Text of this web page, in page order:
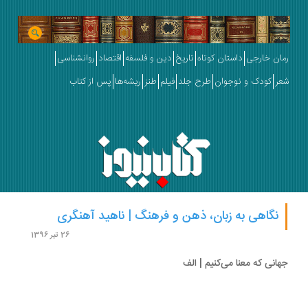
خارجی داستان کوتاه تاریخ دین و فلسفه اقتصاد روانشناسی
کودک و نوجوان طرح جلد فیلم طنز ریشه‌ها پس از کتاب
نگاهی به زبان، ذهن و فرهنگ | ناهید آهنگری
که معنا می‌کنیم | الف